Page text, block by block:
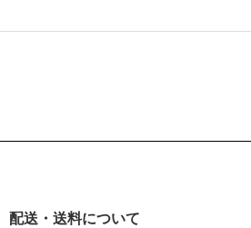
配送・送料について